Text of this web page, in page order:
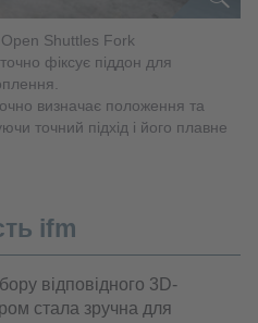
Shuttles Fork
фіксує піддон для
визначає положення та
точний підхід і його плавне
ifm
відповідного 3D-
стала зручна для